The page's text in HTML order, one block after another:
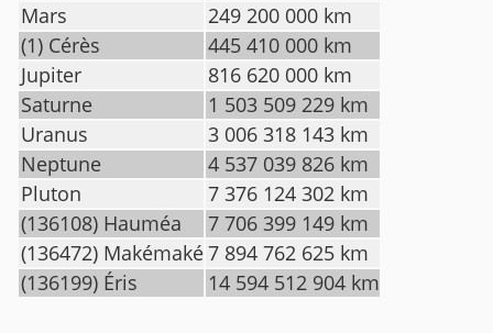
Mars
249 200 000 km
(1) Cérès
445 410 000 km
Jupiter
816 620 000 km
Saturne
1 503 509 229 km
Uranus
3 006 318 143 km
Neptune
4 537 039 826 km
Pluton
7 376 124 302 km
(136108) Hauméa
7 706 399 149 km
(136472) Makémaké7 894 762 625 km
(136199) Éris
14 594 512 904 km